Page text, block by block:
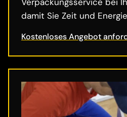
damit Sie Zeit und
Kostenloses Angebot